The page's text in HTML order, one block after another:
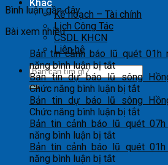
Khác
Kế hoạch – Tài chính
Lịch Công Tác
CSDL KHCN
Liên hệ
Bình luận gần đây
Bài xem nhiều
Bản tin cảnh báo lũ quét 01h
năng bình luận bị tắtở
Bản
tin
cảnh
báo
lũ
quét
01h
ngày
Bản tin dự báo lũ sông
Chức năng bình luận bị tắtở
Bản
tin
dự
lũ
Bản tin dự báo lũ sông
Chức năng bình luận bị tắtở
Bản
dự
Bản tin cảnh báo lũ quét
năng bình luận bị tắtở
Bản
tin
Bản tin cảnh báo lũ quét
năng bình luận bị tắtở